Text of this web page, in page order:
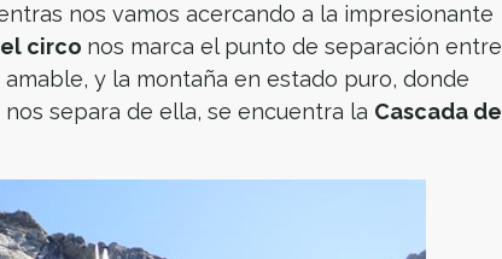
nos vamos acercando a la impresionante
circo nos marca el punto de separación entre
y la montaña en estado puro, donde
separa de ella, se encuentra la Cascada de